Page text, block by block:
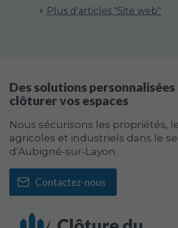
Plus d'articles "Site web"
Des solutions
clôturer vos espaces
Nous sécurisons les propriétés,
agricoles et industriels dans le
d’Aubigné-sur-Layon.
Contactez-nous